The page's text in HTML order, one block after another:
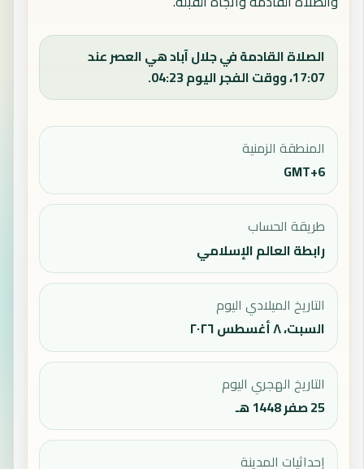
الصلاة القادمة في جلال آباد هي العصر عند
17:07، ووقت الفجر اليوم 04:23.
المنطقة الزمنية
GMT+6
طريقة الحساب
رابطة العالم الإسلامي
التاريخ الميلادي اليوم
السبت، ٨ أغسطس ٢٠٢٦
التاريخ الهجري اليوم
25 صفر 1448 هـ
إحداثيات المدينة